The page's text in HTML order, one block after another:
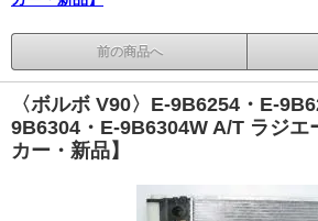
前の商品へ
〈ボルボ V90〉E-9B6254・E-
9B6304・E-9B6304W A/T ラジエ
カー・新品】